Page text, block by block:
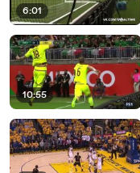
6:01
10:55